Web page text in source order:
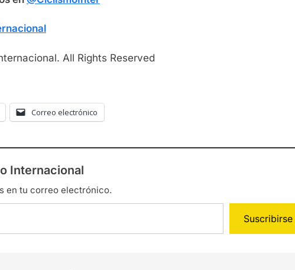
All Rights Reserved
Correo electrónico
Internacional
en tu correo electrónico.
Suscribirse